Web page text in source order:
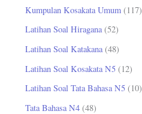
Kumpulan Kosakata Umum (117)
Latihan Soal Hiragana(52)
Latihan Soal Katakana(48)
Latihan Soal Kosakata N5 (12)
Latihan Soal Tata Bahasa N5 (10)
Tata Bahasa N4 (48)